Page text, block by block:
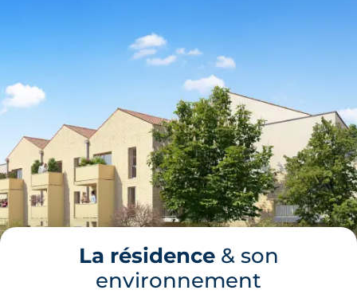
La résidence& son
environnement